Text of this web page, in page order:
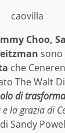
Choo,
sono
che
The Walt
di
la grazia di
Sandy